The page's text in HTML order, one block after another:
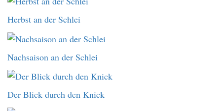
Herbst an der Schlei
Nachsaison an der Schlei
Der Blick durch den Knick